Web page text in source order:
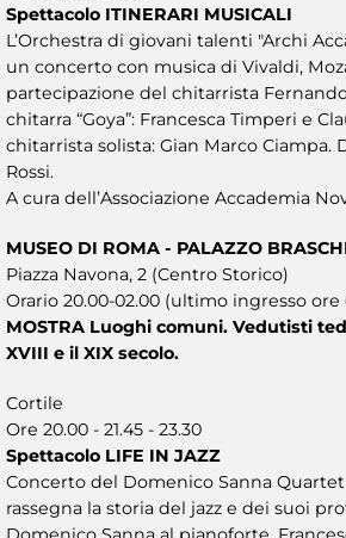
Spettacolo ITINERARI MUSICALI
L’Orchestra di giovani talenti "Archi
un concerto con musica di Vivaldi,
partecipazione del chitarrista
chitarra “Goya”: Francesca Timperi e
chitarrista solista: Gian Marco Ciampa.
Rossi.
A cura dell’Associazione Accademia
MUSEO DI ROMA - PALAZZO
Piazza Navona, 2 (Centro Storico)
Orario 20.00-02.00 (ultimo ingresso ore
MOSTRA Luoghi comuni. Vedutisti
XVIII e il XIX secolo.
Cortile
Ore 20.00 - 21.45 - 23.30
Spettacolo LIFE IN JAZZ
Concerto del Domenico Sanna
rassegna la storia del jazz e dei suoi